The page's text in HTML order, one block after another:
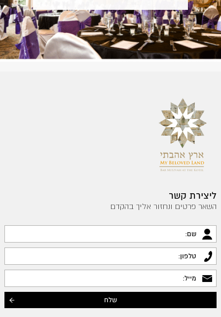
ליצירת קשר
השאר פרטים ונחזור אליך בהקדם